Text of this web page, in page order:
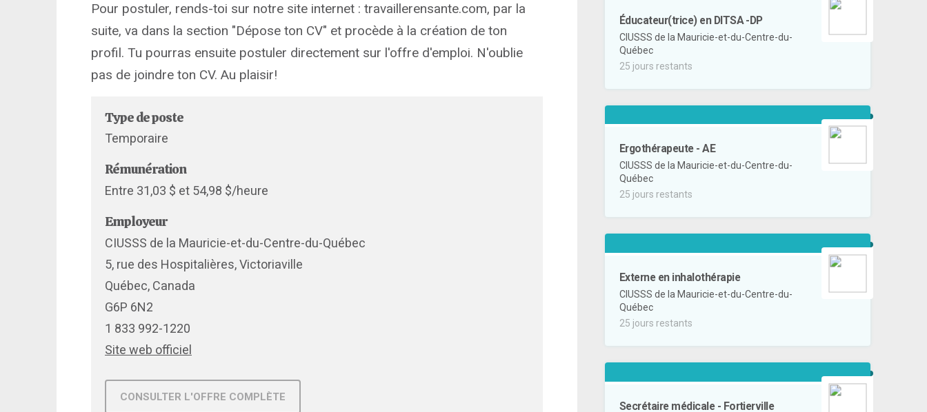
Pour postuler, rends-toi sur notre site internet : travaillerensante.com, par la
suite, va dans la section "Dépose ton CV" et procède à la création de ton
profil. Tu pourras ensuite postuler directement sur l'offre d'emploi. N'oublie
pas de joindre ton CV. Au plaisir!
Type de poste
Temporaire
Rémunération
Entre 31,03 $ et 54,98 $/heure
Employeur
CIUSSS de la Mauricie-et-du-Centre-du-Québec
5, rue des Hospitalières, Victoriaville
Québec, Canada
G6P 6N2
1 833 992-1220
Site web officiel
CONSULTER L'OFFRE COMPLÈTE
Éducateur(trice) en DITSA -DP
CIUSSS de la Mauricie-et-du-Centre-du-
Québec
25 jours restants
Ergothérapeute - AE
CIUSSS de la Mauricie-et-du-Centre-du-
Québec
25 jours restants
Externe en inhalothérapie
CIUSSS de la Mauricie-et-du-Centre-du-
Québec
25 jours restants
Secrétaire médicale - Fortierville